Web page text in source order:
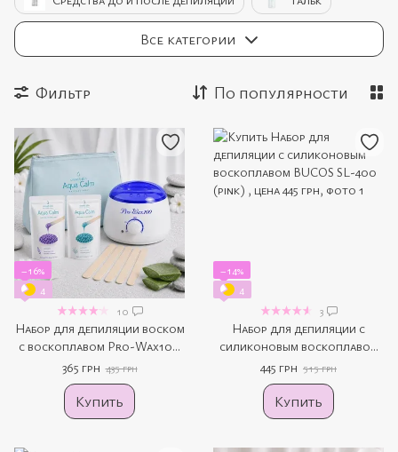
Полоски для депиляции Шугаринг
Все категории
Фильтр По популярности
−16%
4
10
Набор для депиляции воском
с воскоплавом Pro-Wax100
(белый)
365 грн 435 грн
Купить
−14%
4
3
Набор для депиляции с
силиконовым воскоплавом
BUCOS SL-400 (pink)
445 грн 515 грн
Купить